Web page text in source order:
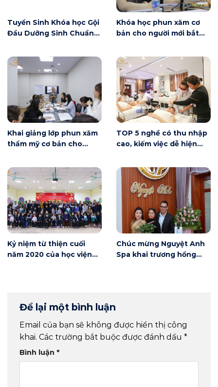
Tuyển Sinh Khóa học Gội
Đầu Dưỡng Sinh Chuẩn
Khóa học phun xăm cơ
bản cho người mới bắt
có gì?
Khai giảng lớp phun xăm
thẩm mỹ cơ bản cho
Nội
TOP 5 nghề có thu nhập
cao, kiếm việc dễ hiện
Kỷ niệm từ thiện cuối
năm 2020 của học viện
Chúc mừng Nguyệt Anh
Spa khai trương hồng
Để lại một bình luận
Email của bạn sẽ không được hiển thị công
khai. Các trường bắt buộc được đánh dấu *
Bình luận *